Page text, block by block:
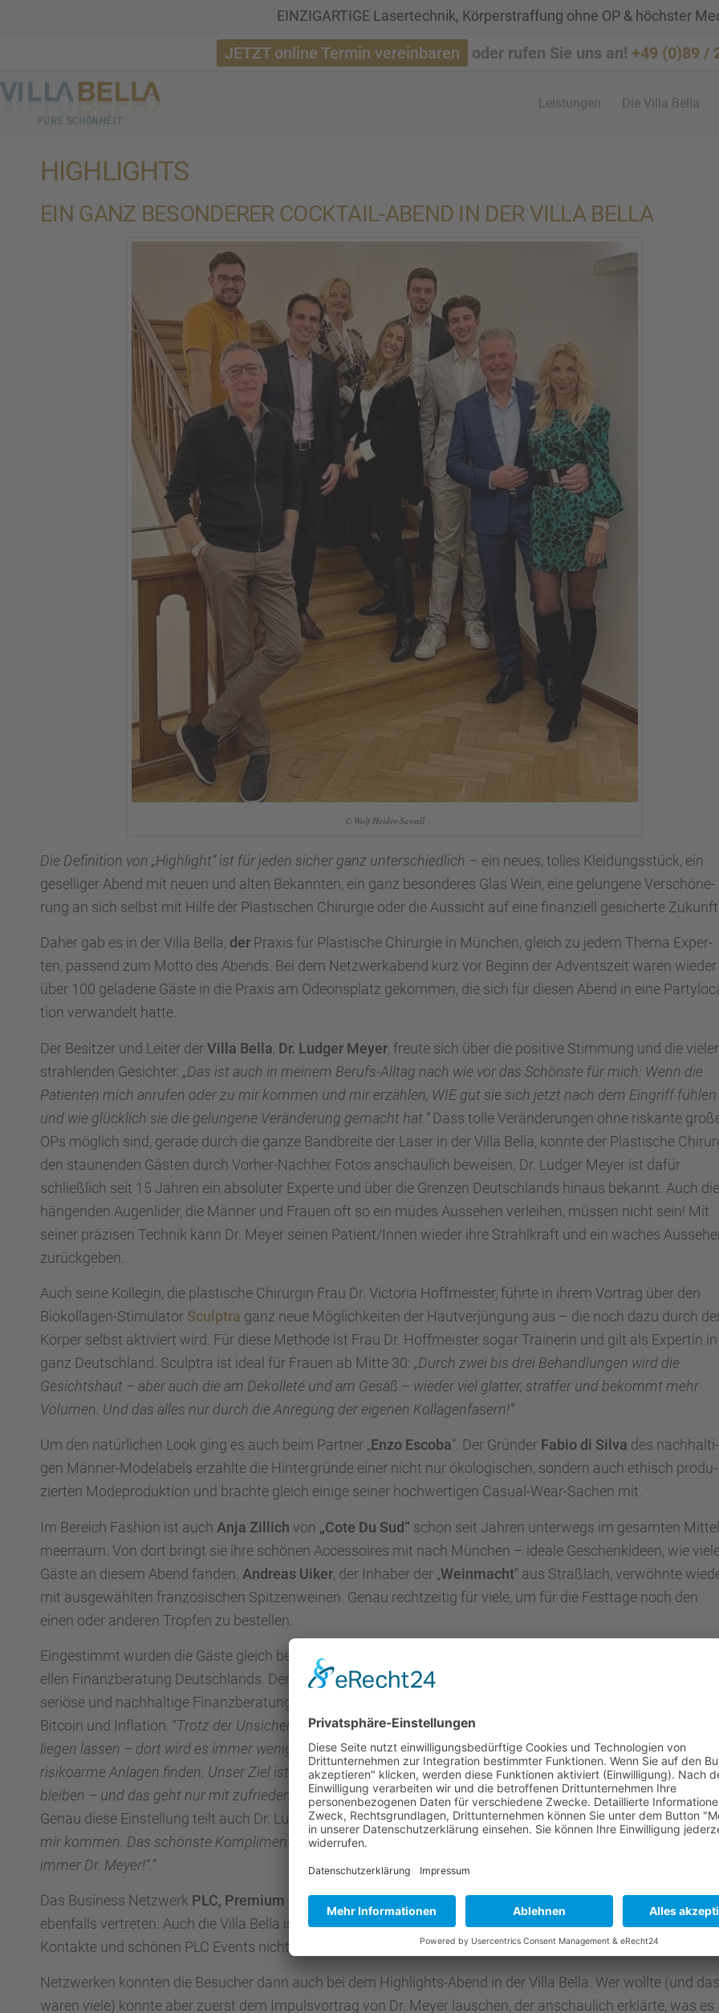
EINZIGARTIGE Lasertechnik, Körperstraffung ohne OP & höchster
JETZT online Termin vereinbaren oder rufen Sie uns an! +49 (0)89 /
Leistun­gen Die Villa Bella
HIGHLIGHTS
EIN GANZ BESON­DE­RER COCKTAIL-ABEND IN DER VILLA BELLA
© Wolf Heider-Sawall
Die Defini­tion von „Highlight“ ist für jeden sicher ganz unter­schied­lich – ein neues, tolles Kleidungs­stück, ein
gesel­li­ger Abend mit neuen und alten Bekann­ten, ein ganz beson­de­res Glas Wein, eine gelun­gene Verschö­ne­
rung an sich selbst mit Hilfe der Plasti­schen Chirur­gie oder die Aussicht auf eine finan­zi­ell gesicherte Zukunft.
Daher gab es in der Villa Bella, der Praxis für Plasti­sche Chirur­gie in München, gleich zu jedem Thema Exper­
ten, passend zum Motto des Abends. Bei dem Netzwerk­abend kurz vor Beginn der Advents­zeit waren wieder
über 100 geladene Gäste in die Praxis am Odeons­platz gekom­men, die sich für diesen Abend in eine
tion verwan­delt hatte.
Der Besit­zer und Leiter derVilla Bella, Dr. Ludger Meyer, freute sich über die positive Stimmung und die
strah­len­den Gesich­ter. „Das ist auch in meinem Berufs-Alltag nach wie vor das Schönste für mich: Wenn die
Patien­ten mich anrufen oder zu mir kommen und mir erzäh­len, WIE gut sie sich jetzt nach dem Eingriff fühlen
und wie glück­lich sie die gelun­gene Verän­de­rung gemacht hat.“Dass tolle Verän­de­run­gen ohne riskante
OPs möglich sind, gerade durch die ganze Bandbreite der Laser in der Villa Bella, konnte der Plasti­sche
den staunen­den Gästen durch Vorher-Nachher Fotos anschau­lich bewei­sen. Dr. Ludger Meyer ist dafür
schließ­lich seit 15 Jahren ein absolu­ter Experte und über die Grenzen Deutsch­lands hinaus bekannt. Auch die
hängen­den Augen­li­der, die Männer und Frauen oft so ein müdes Ausse­hen verlei­hen, müssen nicht sein! Mit
seiner präzi­sen Technik kann Dr. Meyer seinen Patient/Innen wieder ihre Strahl­kraft und ein waches
zurück­ge­ben.
Auch seine Kolle­gin, die plasti­sche Chirur­gin Frau Dr. Victo­ria Hoffmeis­ter, führte in ihrem Vortrag über den
Biokol­la­gen-Stimu­la­tor Sculp­tra ganz neue Möglich­kei­ten der Hautver­jün­gung aus – die noch dazu durch
Körper selbst aktiviert wird. Für diese Methode ist Frau Dr. Hoffmeis­ter sogar Traine­rin und gilt als Exper­tin in
ganz Deutsch­land. Sculp­tra ist ideal für Frauen ab Mitte 30: „Durch zwei bis drei Behand­lun­gen wird die
Gesichts­haut – aber auch die am Dekol­leté und am Gesäß – wieder viel glatter, straf­fer und bekommt mehr
Volumen. Und das alles nur durch die Anregung der eigenen Kolla­gen­fa­sern!”
Um den natür­li­chen Look ging es auch beim Partner „Enzo Escoba“. Der Gründer Fabio di Silva des nachhal­ti­
gen Männer-Modela­bels erzählte die Hinter­gründe einer nicht nur ökolo­gi­schen, sondern auch ethisch produ­
zier­ten Modepro­duk­tion und brachte gleich einige seiner hochwer­ti­gen Casual-Wear-Sachen mit.
Im Bereich Fashion ist auch Anja Zillich von „Cote Du Sud“ schon seit Jahren unter­wegs im gesam­ten
meer­raum. Von dort bringt sie ihre schönen Acces­soires mit nach München – ideale Geschenk­ideen, wie
Gäste an diesem Abend fanden. Andreas Uiker, der Inhaber der „Weinmacht“ aus Straß­lach, verwöhnte
mit ausge­wähl­ten franzö­si­schen Spitzen­wei­nen. Genau recht­zei­tig für viele, um für die Festtage noch den
einen oder anderen Tropfen zu bestel­len.
Einge­stimmt wurden die Gäste gleich beim Reinkom­men mit einem Begrü­ßungs­drink von
el­len Finanz­be­ra­tung Deutsch­lands. Der Leiter des Münch­ner Zweiges,
seriöse und nachhal­tige Finanz­be­ra­tung über Jahrzehnte Sinn macht – selbst in den unsiche­ren Zeiten mit
Bitcoin und Infla­tion. “Trotz der Unsicher­hei­ten am Finanz­markt sollte man nicht sein Geld einfach auf der Bank
liegen lassen – dort wird es immer weniger wert. Wir können aber ganz nach den Wünschen der Anleger ganz
risiko­arme Anlagen finden. Unser Ziel ist es – und das passiert auch – dass die Menschen uns Jahrzehnte
bleiben – und das geht nur mit zufrie­de­nen Kunden.”
Genau diese Einstel­lung teilt auch Dr. Ludger Meyer:“Ich habe viele Patien­ten, die schon seit zwanzig Jahren
mir kommen. Das schönste Kompli­ment habe ich gestern von einer Patien­tin bekom­men: „Einmal Dr. Meyer,
immer Dr. Meyer!“.”
Das Business Netzwerk PLC, Premium Leaders Club, war mit seinem General Manager, Ramy Nasser,
ebenfalls vertre­ten. Auch die Villa Bella ist dort seit über einem Jahr Mitglied und möchte die wertvol­len
Kontakte und schönen PLC Events nicht missen.
Netzwer­ken konnten die Besucher dann auch bei dem Highlights-Abend in der Villa Bella. Wer wollte (und das
waren viele) konnte aber zuerst dem Impuls­vor­trag von Dr. Meyer lauschen, der anschau­lich erklärte, was es